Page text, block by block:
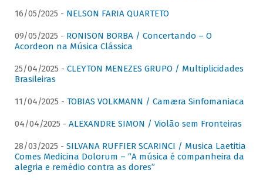
16/05/2025 - NELSON FARIA QUARTETO
09/05/2025 - RONISON BORBA / Concertando – O
Acordeon na Música Clássica
25/04/2025 - CLEYTON MENEZES GRUPO / Multiplicidades
Brasileiras
11/04/2025 - TOBIAS VOLKMANN / Camæra Sinfomaniaca
04/04/2025 - ALEXANDRE SIMON / Violão sem Fronteiras
28/03/2025 - SILVANA RUFFIER SCARINCI / Musica Laetitia
Comes Medicina Dolorum – “A música é companheira da
alegria e remédio contra as dores”